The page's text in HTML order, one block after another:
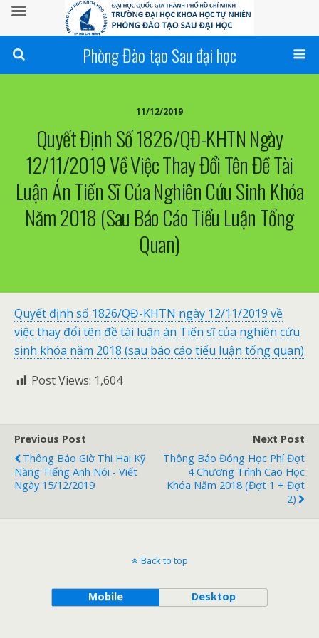
Phòng Đào tạo Sau đại học
11/12/2019
Quyết Định Số 1826/QĐ-KHTN Ngày
12/11/2019 Về Việc Thay Đổi Tên Đề Tài
Luận Án Tiến Sĩ Của Nghiên Cứu Sinh Khóa
Năm 2018 (sau Báo Cáo Tiểu Luận Tổng
Quan)
Quyết định số 1826/QĐ-KHTN ngày 12/11/2019 về
việc thay đổi tên đề tài luận án Tiến sĩ của nghiên cứu
sinh khóa năm 2018 (sau báo cáo tiểu luận tổng quan)
Post Views: 1,604
Previous Post
Thông Báo Giờ Thi Hai Kỹ
Năng Tiếng Anh Nói - Viết
Ngày 15/12/2019
Next Post
Thông Báo Đóng Học Phí Đợt
4 Chương Trình Cao Học
Khóa Năm 2018 (đợt 1 + Đợt
2)
Back to top
Mobile Desktop